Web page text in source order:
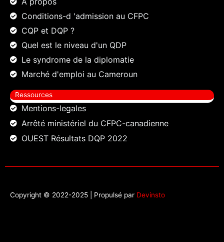
Conditions-d 'admission au CFPC
CQP et DQP ?
Quel est le niveau d'un QDP
Le syndrome de la diplomatie
Marché d'emploi au Cameroun
Ressources
Mentions-legales
Arrêté ministériel du CFPC-canadienne
OUEST Résultats DQP 2022
Copyright © 2022-2025 | Propulsé par Devinsto